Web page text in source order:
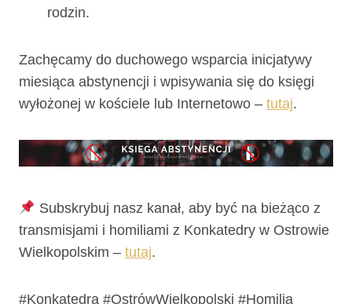
rodzin.
Zachęcamy do duchowego wsparcia inicjatywy
miesiąca abstynencji i wpisywania się do księgi
wyłożonej w kościele lub Internetowo – tutaj.
Subskrybuj nasz kanał, aby być na bieżąco z
transmisjami i homiliami z Konkatedry w Ostrowie
Wielkopolskim – tutaj.
#Konkatedra #OstrówWielkopolski #Homilia